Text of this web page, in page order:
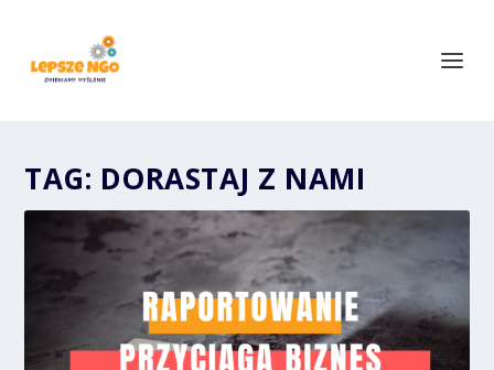
TAG: DORASTAJ Z NAMI